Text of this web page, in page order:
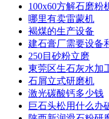
100x60方解石磨粉
哪里有卖雷蒙机
褐煤的生产设备
建石膏厂需要设备
250目砂粉立磨
東莞区生石灰水加
石屑立式研磨机
激光碳酸钙多少钱
巨石头松用什么办